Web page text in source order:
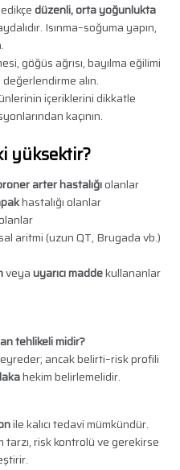
düzenli, orta yoğunlukta
Isınma–soğuma yapın,
göğüs ağrısı, bayılma eğilimi
alın.
içeriklerini dikkatle
kaçının.
yüksektir?
arter hastalığıolanlar
hastalığı olanlar
aritmi (uzun QT, Brugada vb.)
veyauyarıcı maddekullananlar
tehlikeli midir?
ancak belirti–risk profili
hekim belirlemelidir.
ile kalıcı tedavi mümkündür.
tarzı, risk kontrolü ve gerekirse